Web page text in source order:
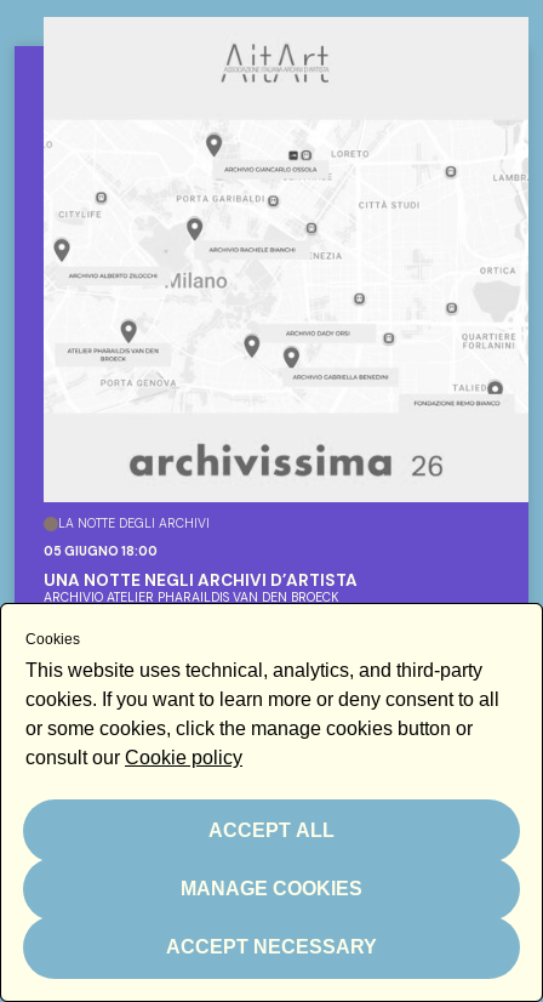
LA NOTTE DEGLI ARCHIVI
05 GIUGNO 18:00
UNA NOTTE NEGLI ARCHIVI D’ARTISTA
ARCHIVIO ATELIER PHARAILDIS VAN DEN BROECK
Cookies
This website uses technical, analytics, and third-party
cookies. If you want to learn more or deny consent to all
or some cookies, click the manage cookies button or
consult our Cookie policy
ACCEPT ALL
MANAGE COOKIES
ACCEPT NECESSARY